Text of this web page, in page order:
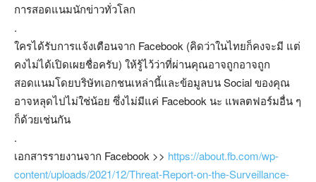
การสอดแนมนักข่าวทั่วโลก
.
ใครได้รับการแจ้งเตือนจาก Facebook (คิดว่าในไทยก็คงจะมี แต่
คงไม่ได้เปิดเผยชื่อครับ) ให้รู้ไว้ว่าที่ผ่านคุณอาจถูกอาจถูก
สอดแนมโดยบริษัทเอกชนเหล่านี้และข้อมูลบน Social ของคุณ
อาจหลุดไปไม่ใช่น้อย ซึ่งไม่มีแค่ Facebook นะ แพลตฟอร์มอื่น ๆ
ก็ด้วยเช่นกัน
.
เอกสารรายงานจาก Facebook >> https://about.fb.com/wp-
content/uploads/2021/12/Threat-Report-on-the-Surveillance-